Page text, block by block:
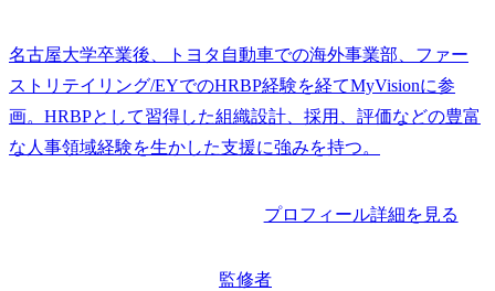
名古屋大学卒業後、トヨタ自動車での海外事業部、ファー
ストリテイリング/EYでのHRBP経験を経てMyVisionに参
画。HRBPとして習得した組織設計、採用、評価などの豊富
な人事領域経験を生かした支援に強みを持つ。
プロフィール詳細を見る
監修者